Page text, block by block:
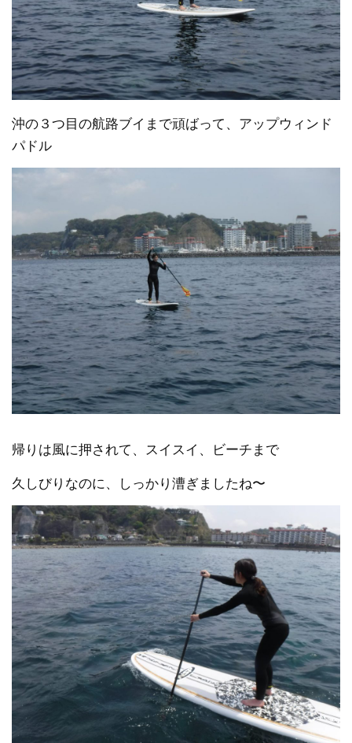
沖の３つ目の航路ブイまで頑ばって、アップウィンド
パドル
帰りは風に押されて、スイスイ、ビーチまで
久しびりなのに、しっかり漕ぎましたね〜